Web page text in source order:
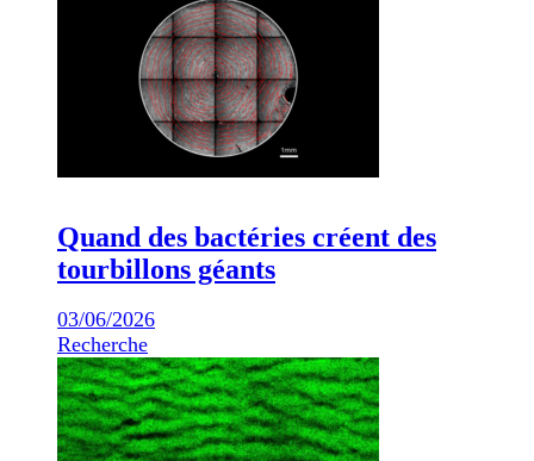
Quand des bactéries créent des
tourbillons géants
03/06/2026
Recherche